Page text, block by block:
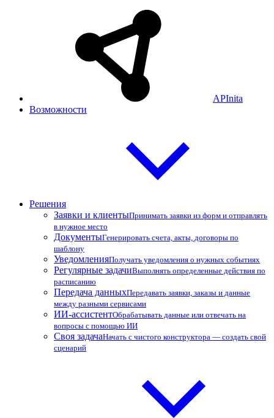
APInita
Возможности
Решения
Заявки и клиентыПринимать заявки из форм и отправлять
в нужное место
ДокументыГенерировать счета, акты, договоры по
шаблону
УведомленияПолучать уведомления о нужных событиях
Регулярные задачиВыполнять определенные действия по
расписанию
Передача данныхПередавать заявки, заказы и данные
между разными сервисами
ИИ-ассистентОбрабатывать данные или отвечать на
вопросы с помощью ИИ
Своя задачаНачать с чистого конструктора — создать свой
сценарий